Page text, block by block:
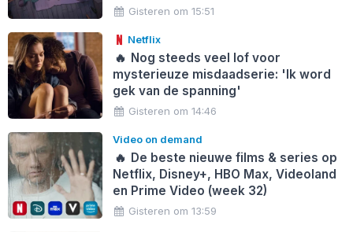
Gisteren om 15:51
Netflix
🔥 Nog steeds veel lof voor
mysterieuze misdaadserie: 'Ik word
gek van de spanning'
Gisteren om 14:46
Video on demand
🔥 De beste nieuwe films & series op
Netflix, Disney+, HBO Max, Videoland
en Prime Video (week 32)
Gisteren om 13:59